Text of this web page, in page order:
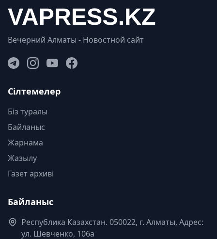
Вечерний Алматы - Новостной сайт
Сілтемелер
Біз туралы
Байланыс
Жарнама
Жазылу
Газет архиві
Байланыс
Республика Казахстан. 050022, г. Алматы, Адрес:
ул. Шевченко, 106а